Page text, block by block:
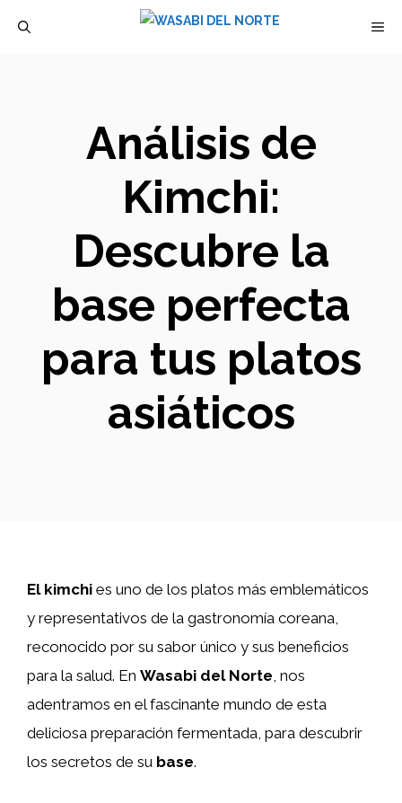
Análisis de
Kimchi:
Descubre la
base perfecta
para tus platos
asiáticos
El kimchi es uno de los platos más emblemáticos
y representativos de la gastronomía coreana,
reconocido por su sabor único y sus beneficios
para la salud. En Wasabi del Norte, nos
adentramos en el fascinante mundo de esta
deliciosa preparación fermentada, para descubrir
los secretos de su base.